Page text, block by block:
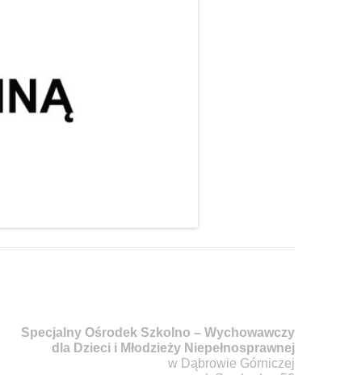
Specjalny Ośrodek Szkolno – Wychowawczy
dla Dzieci i Młodzieży Niepełnosprawnej
w Dąbrowie Górniczej